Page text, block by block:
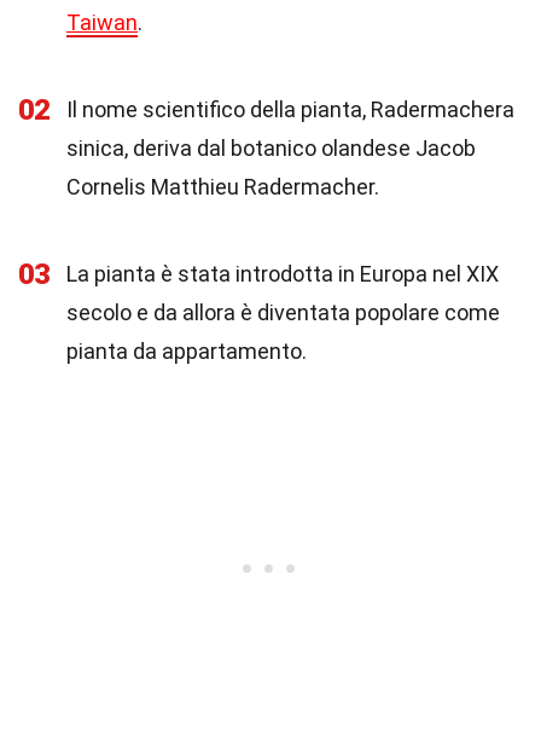
Taiwan.
02
Il nome scientifico della pianta, Radermachera
sinica, deriva dal botanico olandese Jacob
Cornelis Matthieu Radermacher.
03
La pianta è stata introdotta in Europa nel XIX
secolo e da allora è diventata popolare come
pianta da appartamento.